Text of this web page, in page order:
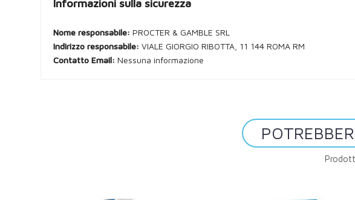
Informazioni sulla sicurezza
Nome responsabile: PROCTER & GAMBLE SRL
Indirizzo responsabile: VIALE GIORGIO RIBOTTA, 11 144 ROMA RM
Contatto Email: Nessuna informazione